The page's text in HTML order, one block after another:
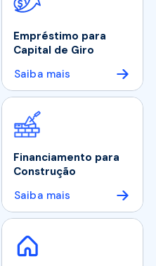
Empréstimo para
Capital de Giro
Saiba mais
Financiamento para
Construção
Saiba mais